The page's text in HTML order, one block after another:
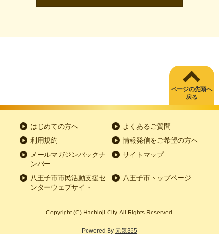
ページの先頭へ
戻る
はじめての方へ
よくあるご質問
利用規約
情報発信をご希望の方へ
メールマガジンバックナ
ンバー
サイトマップ
八王子市市民活動支援セ
ンターウェブサイト
八王子市トップページ
Copyright (C) Hachioji-City. All Rights Reserved.
Powered By 元気365